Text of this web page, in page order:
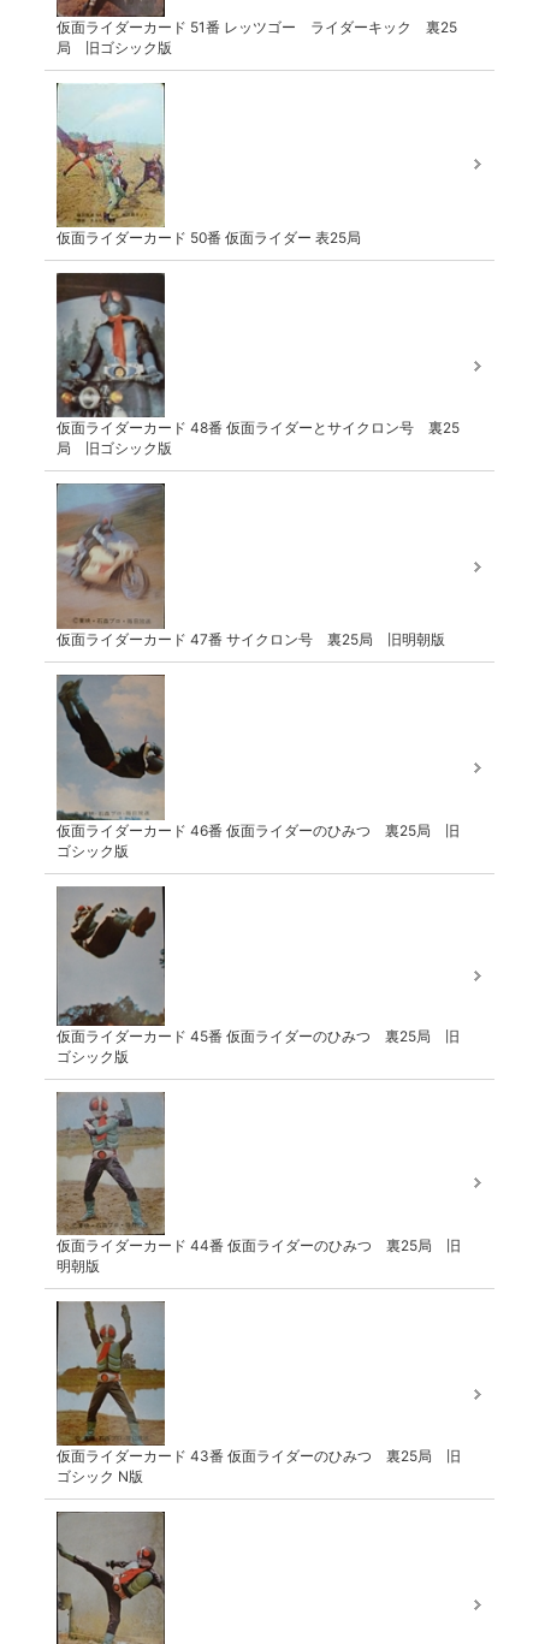
仮面ライダーカード 51番 レッツゴー ライダーキック 裏25
局 旧ゴシック版
仮面ライダーカード 50番 仮面ライダー 表25局
仮面ライダーカード 48番 仮面ライダーとサイクロン号 裏25
局 旧ゴシック版
仮面ライダーカード 47番 サイクロン号 裏25局 旧明朝版
仮面ライダーカード 46番 仮面ライダーのひみつ 裏25局 旧
ゴシック版
仮面ライダーカード 45番 仮面ライダーのひみつ 裏25局 旧
ゴシック版
仮面ライダーカード 44番 仮面ライダーのひみつ 裏25局 旧
明朝版
仮面ライダーカード 43番 仮面ライダーのひみつ 裏25局 旧
ゴシック N版